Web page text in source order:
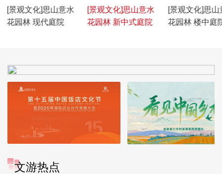
[景观文化]思山意水
花园林 现代庭院
[景观文化]思山意水
花园林 新中式庭院
[景观文化]思山
花园林 楼中庭
文游热点